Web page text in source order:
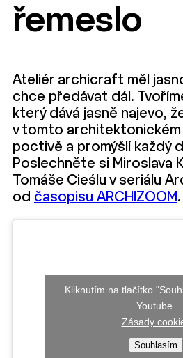
řemeslo
Ateliér archicraft měl
chce předávat dál.
který dává jasně najevo,
v tomto architektonickém
poctivě a promýšlí každý
Poslechněte si Miroslava
Tomáše Cieślu v seriálu
od časopisu ARCHIZOOM .
Kliknutím na tlačítko
Youtube
Zásady
Souhlasím